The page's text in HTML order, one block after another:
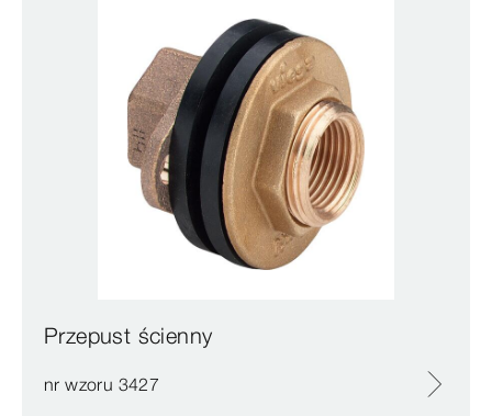
Przepust ścienny
nr wzoru 3427